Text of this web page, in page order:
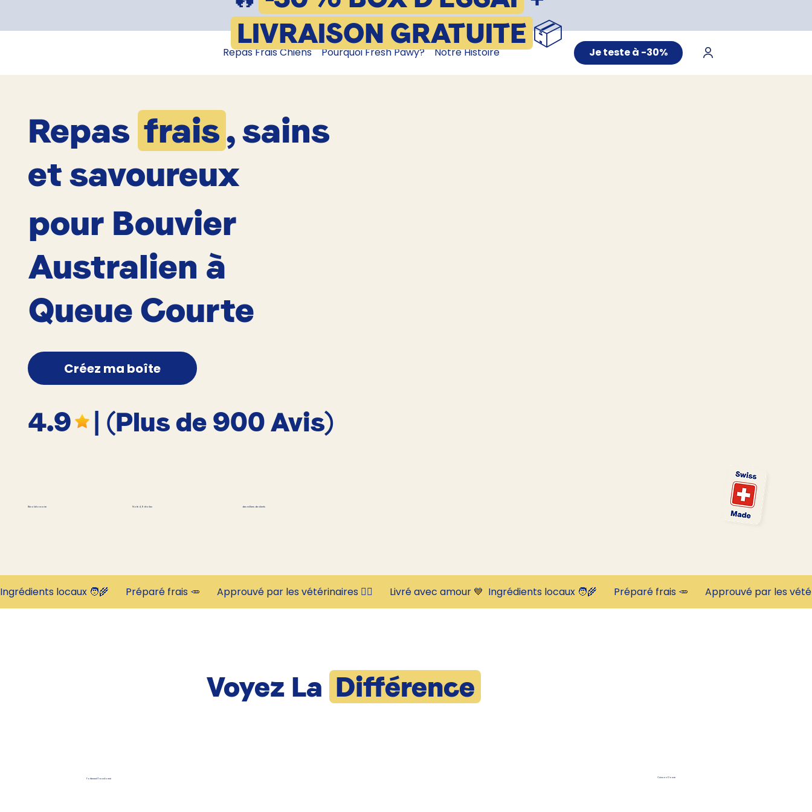
Repas Frais Chiens Pourquoi Fresh Pawy? Notre Histoire Je teste à -30%
LIVRAISON GRATUITE 📦
Repas frais, sains
et savoureux
pour Bouvier
Australien à
Queue Courte
Créez ma boîte
4.9 | (Plus de 900 Avis)
Révolutionnaire Noté 4,9 étoiles des milliers de clients
Ingrédients locaux 🧑‍🌾       Préparé frais 🥕       Approuvé par les vétérinaires 👩‍⚕️       Livré avec amour 💙
Voyez La Différence
Fortement Transformé Cuisson Douce